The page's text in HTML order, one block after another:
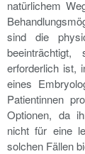
natürlichem
sind die
erforderlich ist,
eines
Patientinnen
Optionen, da
nicht für eine
solchen Fällen